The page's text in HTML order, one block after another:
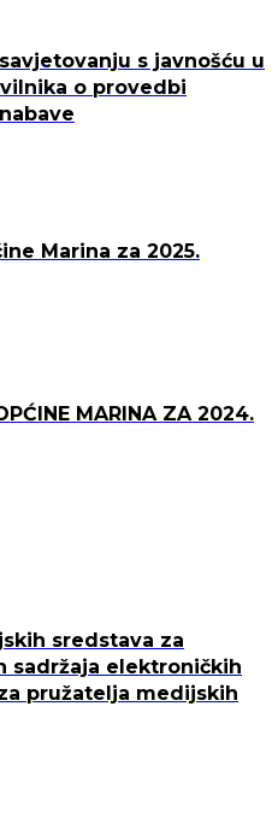
s javnošću u
o provedbi
Marina za 2025.
MARINA ZA 2024.
sredstava za
sadržaja elektroničkih
pružatelja medijskih